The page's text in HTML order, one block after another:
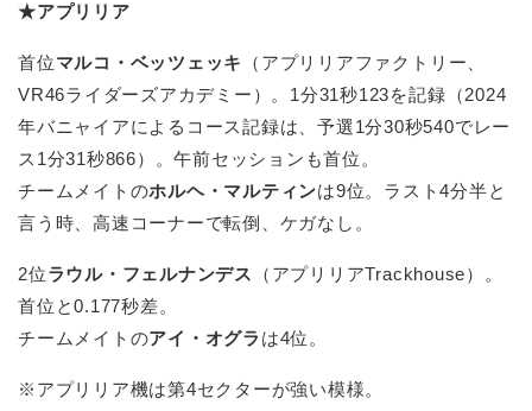
★アプリリア
首位マルコ・ベッツェッキ
（アプリリアファクトリー、
VR46ライダーズアカデミー）。1分31秒123を記録（2024
年バニャイアによるコース記録は、予選1分30秒540でレー
ス1分31秒866）。午前セッションも首位。
チームメイトのホルヘ・マルティンは9位。ラスト4分半と
言う時、高速コーナーで転倒、ケガなし。
2位ラウル・フェルナンデス
（アプリリアTrackhouse）。
首位と0.177秒差。
チームメイトのアイ・オグラは4位。
※アプリリア機は第4セクターが強い模様。